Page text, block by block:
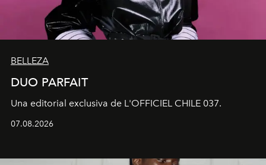
BELLEZA
DUO PARFAIT
Una editorial exclusiva de L'OFFICIEL CHILE 037.
07.08.2026